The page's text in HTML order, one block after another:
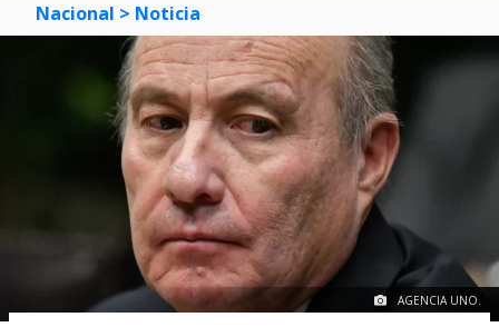
Nacional > Noticia
AGENCIA UNO.